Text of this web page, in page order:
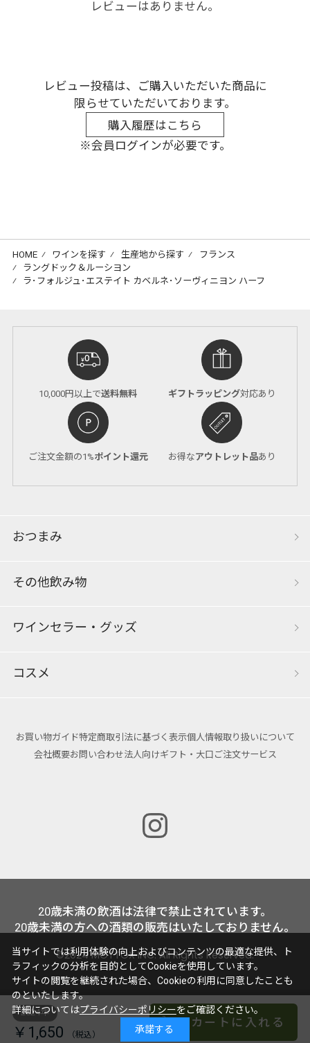
2024年
￥1,650 カートに入れる
レビューはありません。
レビュー投稿は、ご購入いただいた商品に
限らせていただいております。
購入履歴はこちら
※会員ログインが必要です。
HOME ⁄ ワインを探す ⁄ 生産地から探す ⁄ フランス
⁄ ラングドック＆ルーシヨン
⁄ ラ･フォルジュ･エステイト カベルネ･ソーヴィニヨン ハーフ
10,000円以上で送料無料 ギフトラッピング対応あり
ご注文金額の1%ポイント還元 お得なアウトレット品あり
おつまみ
その他飲み物
ワインセラー・グッズ
コスメ
お買い物ガイド特定商取引法に基づく表示個人情報取り扱いについて
会社概要お問い合わせ法人向けギフト・大口ご注文サービス
20歳未満の飲酒は法律で禁止されています。
20歳未満の方への酒類の販売はいたしておりません。
©2024 MOTTOX INC. All Rights Reserved.
当サイトでは利用体験の向上およびコンテンツの最適な提供、ト
ラフィックの分析を目的としてCookieを使用しています。
サイトの閲覧を継続された場合、Cookieの利用に同意したことも
のといたします。
詳細についてはプライバシーポリシーをご確認ください。
承諾する